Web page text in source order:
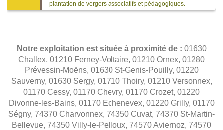
plantation de vergers associatifs et pédagogiques.
Notre exploitation est située à proximité de : 01630
Challex, 01210 Ferney-Voltaire, 01210 Ornex, 01280
Prévessin-Moëns, 01630 St-Genis-Pouilly, 01220
Sauverny, 01630 Sergy, 01710 Thoiry, 01210 Versonnex,
01170 Cessy, 01170 Chevry, 01170 Crozet, 01220
Divonne-les-Bains, 01170 Echenevex, 01220 Grilly, 01170
Ségny, 74370 Charvonnex, 74350 Cuvat, 74370 St-Martin-
Bellevue, 74350 Villy-le-Pelloux, 74570 Aviernoz, 74570